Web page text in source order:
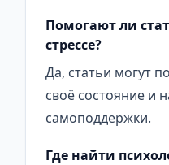
Помогают ли
стрессе?
Да, статьи могут
своё состояние и
самоподдержки.
Где найти